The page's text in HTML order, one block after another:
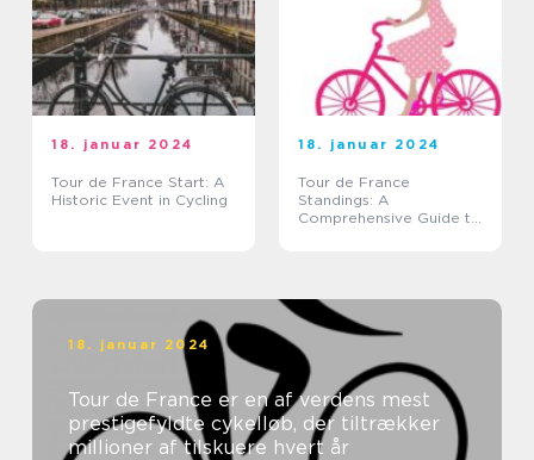
18. januar 2024
Tour de France Start: A
Historic Event in Cycling
18. januar 2024
Tour de France
Standings: A
Comprehensive Guide to
18. januar 2024
Tour de France er en af verdens mest
prestigefyldte cykelløb, der tiltrækker
millioner af tilskuere hvert år